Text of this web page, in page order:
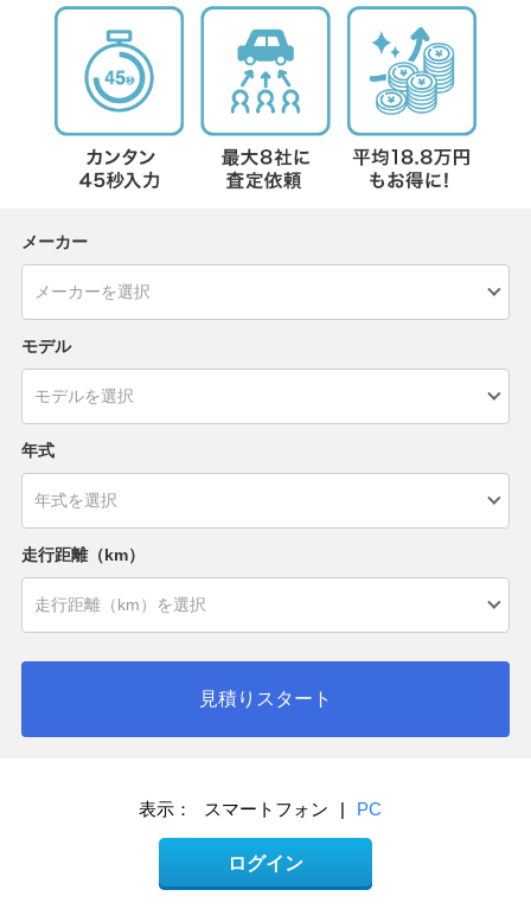
メーカー
モデル
年式
走行距離（km）
見積りスタート
表示： スマートフォン PC
ログイン